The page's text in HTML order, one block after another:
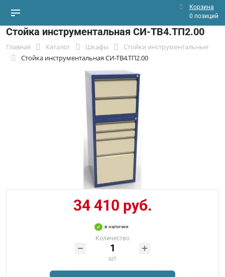
Корзина
0 позиций
Стойка инструментальная СИ-ТВ4.ТП2.00
Главная Каталог Шкафы
Стойки инструментальные
Стойка инструментальная СИ-ТВ4.ТП2.00
34 410 руб.
в наличии
Количество
шт